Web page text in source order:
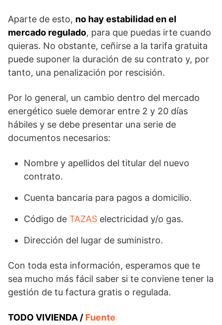
Aparte de esto, no hay estabilidad en el
mercado regulado, para que puedas irte cuando
quieras. No obstante, ceñirse a la tarifa gratuita
puede suponer la duración de su contrato y, por
tanto, una penalización por rescisión.
Por lo general, un cambio dentro del mercado
energético suele demorar entre 2 y 20 días
hábiles y se debe presentar una serie de
documentos necesarios:
Nombre y apellidos del titular del nuevo
contrato.
Cuenta bancaria para pagos a domicilio.
Código de TAZAS electricidad y/o gas.
Dirección del lugar de suministro.
Con toda esta información, esperamos que te
sea mucho más fácil saber si te conviene tener la
gestión de tu factura gratis o regulada.
TODO VIVIENDA / Fuente